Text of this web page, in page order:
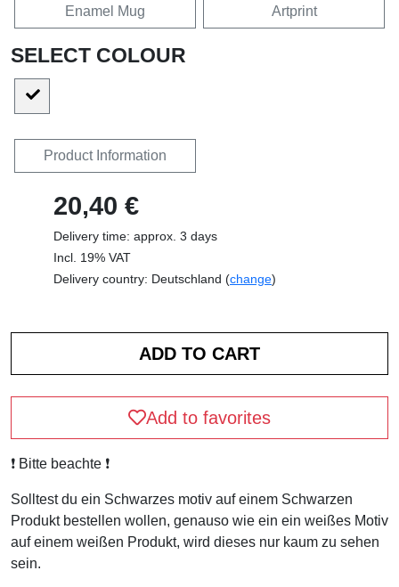
Enamel Mug Artprint
SELECT COLOUR
Product Information
20,40 €
Delivery time: approx. 3 days
Incl. 19% VAT
Delivery country: Deutschland (change)
Add to favorites
❗️ Bitte beachte ❗️
Solltest du ein Schwarzes motiv auf einem Schwarzen
Produkt bestellen wollen, genauso wie ein ein weißes Motiv
auf einem weißen Produkt, wird dieses nur kaum zu sehen
sein.